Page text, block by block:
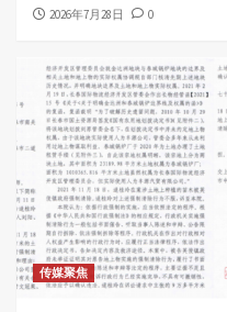
2026年7月28日 0
传媒聚焦